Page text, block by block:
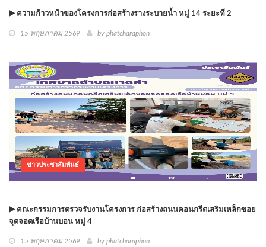
ความก้าวหน้าของโครงการก่อสร้างรางระบายน้ำ หมู่ 14 ระยะที่ 2
15 พฤษภาคม 2569 by phatcharaphon
ข่าวประชาสัมพันธ์
คณะกรรมการตรวจรับงานโครงการ ก่อสร้างถนนคอนกรีตเสริมเหล็กซอย
จุดจอดเรือบ้านบอน หมู่ 4
15 พฤษภาคม 2569 by phatcharaphon